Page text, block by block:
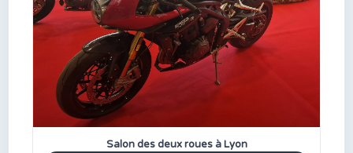
Salon des deux roues à Lyon